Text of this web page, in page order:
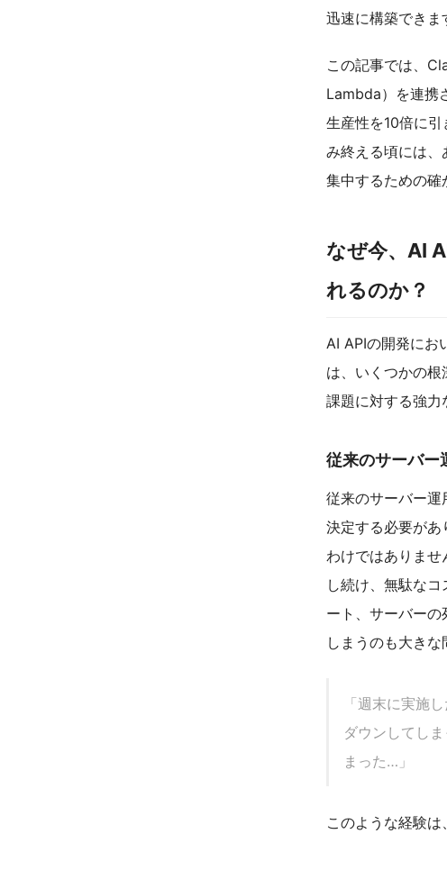
迅速に構築できま
この記事では、
Lambda）を連携
生産性を10倍に
み終える頃には、
集中するための確
なぜ今、AI
れるのか？
AI APIの開発にお
は、いくつかの
課題に対する強力
従来のサーバー
従来のサーバー運
決定する必要があ
わけではありませ
し続け、無駄な
ート、サーバー
しまうのも大きな
「週末に実施
ダウンしてし
まった…」
このような経験は